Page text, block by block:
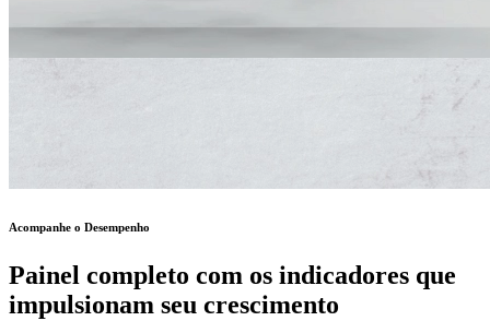
Acompanhe o Desempenho
Painel completo com os indicadores que
impulsionam seu crescimento